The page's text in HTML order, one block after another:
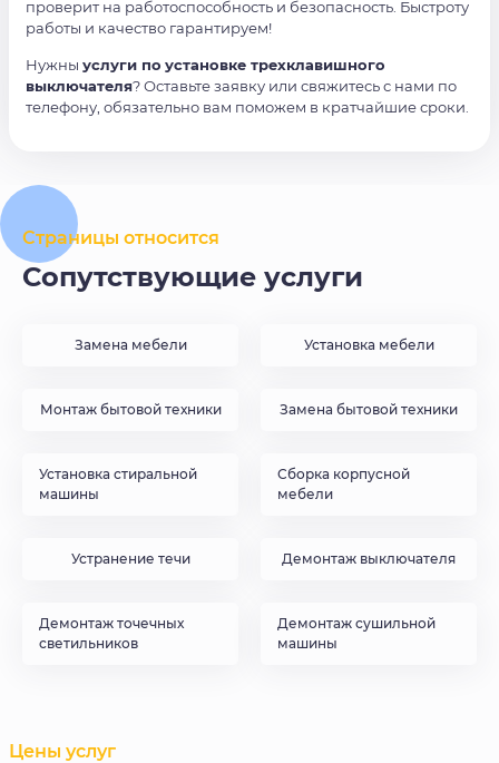
проверит на работоспособность и безопасность. Быстроту
работы и качество гарантируем!
Нужны услуги по установке трехклавишного
выключателя? Оставьте заявку или свяжитесь с нами по
телефону, обязательно вам поможем в кратчайшие сроки.
Страницы относится
Сопутствующие услуги
Замена мебели Установка мебели
Монтаж бытовой техники Замена бытовой техники
Установка стиральной
машины
Сборка корпусной
мебели
Устранение течи Демонтаж выключателя
Демонтаж точечных
светильников
Демонтаж сушильной
машины
Цены услуг